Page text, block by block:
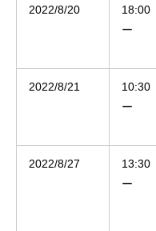
2022/8/20
18:00
ー
2022/8/21
10:30
ー
2022/8/27
13:30
ー